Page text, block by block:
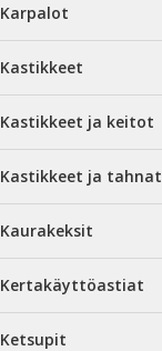
Karpalot
Kastikkeet
Kastikkeet ja keitot
Kastikkeet ja tahnat
Kaurakeksit
Kertakäyttöastiat
Ketsupit